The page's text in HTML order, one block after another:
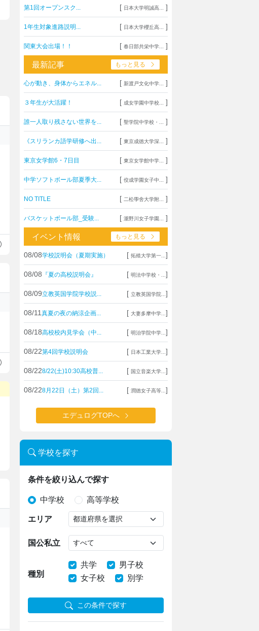
第1回オープンスク... [ 日本大学明誠高... ]
1年生対象進路説明... [ 日本大学櫻丘高... ]
関東大会出場！！ [ 春日部共栄中学... ]
最新記事 もっと見る
心が動き、身体からエネル... [ 新渡戸文化中学... ]
３年生が大活躍！ [ 成女学園中学校... ]
誰一人取り残さない世界を... [ 聖学院中学校・... ]
《スリランカ語学研修へ出... [ 東京成徳大学深... ]
東京女学館6・7日目 [ 東京女学館中学... ]
中学ソフトボール部夏季大... [ 佼成学園女子中... ]
NO TITLE [ 二松學舍大学附... ]
バスケットボール部_受験... [ 瀧野川女子学園... ]
イベント情報 もっと見る
08/08学校説明会（夏期実施） [ 拓殖大学第一... ]
08/08 『夏の高校説明会』 [ 明法中学校・... ]
08/09立教英国学院学校説... [ 立教英国学院... ]
08/11 真夏の夜の納涼企画... [ 大妻多摩中学... ]
08/18高校校内見学会（中... [ 明治学院中学... ]
08/22第4回学校説明会 [ 日本工業大学... ]
08/228/22(土)10:30高校普... [ 国立音楽大学... ]
08/228月22日（土）第2回... [ 潤徳女子高等... ]
エデュログTOPへ
学校を探す
条件を絞り込んで探す
中学校 高等学校
エリア
国公私立
種別
共学
男子校
女子校
別学
この条件で探す